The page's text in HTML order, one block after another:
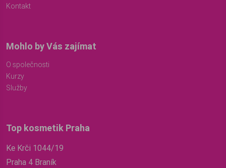
Kontakt
Mohlo by Vás zajímat
O společnosti
Kurzy
Služby
Top kosmetik Praha
Ke Krči 1044/19
Praha 4 Braník